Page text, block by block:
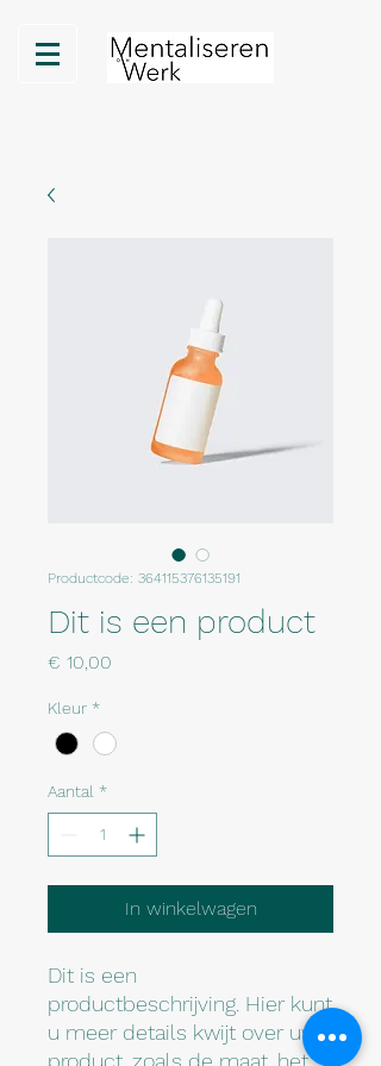
Productcode: 364115376135191
Dit is een product
€ 10,00
Kleur *
Aantal *
In winkelwagen
Dit is een
productbeschrijving. Hier kunt
u meer details kwijt over uw
product, zoals de maat, het